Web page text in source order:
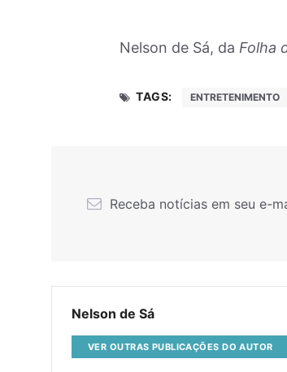
Nelson de Sá, da Folha
TAGS: ENTRETENIMENTO
Receba notícias em seu e-
Nelson de Sá
VER OUTRAS PUBLICAÇÕES DO AUTOR